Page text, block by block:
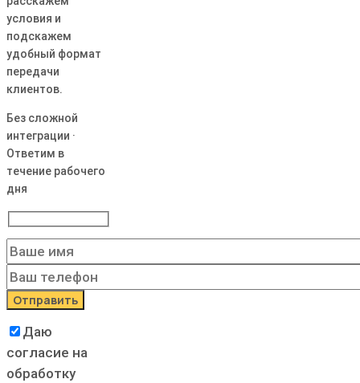
условия и
подскажем
удобный формат
передачи
клиентов.
Без сложной
интеграции ·
Ответим в
течение рабочего
дня
Даю
согласие на
обработку